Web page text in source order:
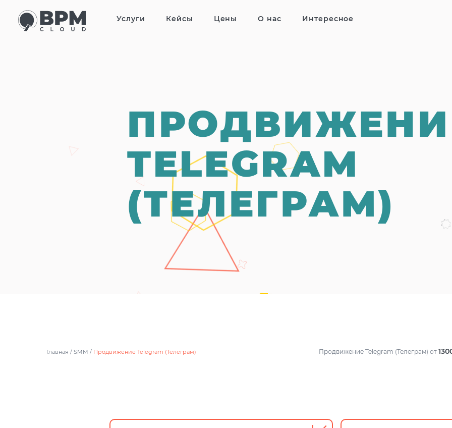
Услуги Кейсы Цены О нас Интересное
TELEGRAM
(ТЕЛЕГРАМ)
Главная / SMM / Продвижение Telegram (Телеграм) Продвижение Telegram (Телеграм) от